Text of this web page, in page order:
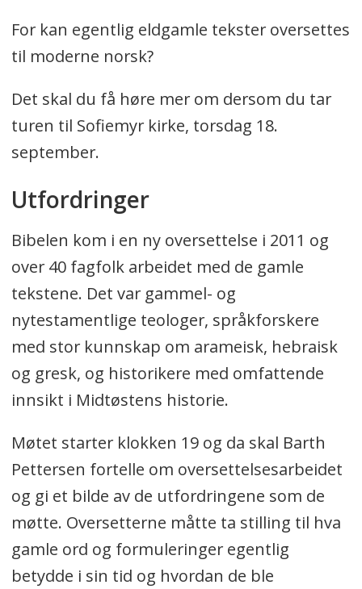
For kan egentlig eldgamle tekster oversettes
til moderne norsk?
Det skal du få høre mer om dersom du tar
turen til Sofiemyr kirke, torsdag 18.
september.
Utfordringer
Bibelen kom i en ny oversettelse i 2011 og
over 40 fagfolk arbeidet med de gamle
tekstene. Det var gammel- og
nytestamentlige teologer, språkforskere
med stor kunnskap om arameisk, hebraisk
og gresk, og historikere med omfattende
innsikt i Midtøstens historie.
Møtet starter klokken 19 og da skal Barth
Pettersen fortelle om oversettelsesarbeidet
og gi et bilde av de utfordringene som de
møtte. Oversetterne måtte ta stilling til hva
gamle ord og formuleringer egentlig
betydde i sin tid og hvordan de ble